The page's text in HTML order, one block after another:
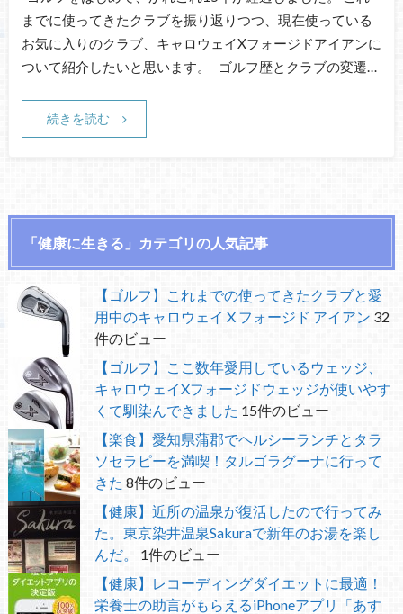
までに使ってきたクラブを振り返りつつ、現在使っている
お気に入りのクラブ、キャロウェイXフォージドアイアンに
ついて紹介したいと思います。 ゴルフ歴とクラブの変遷…
続きを読む
「健康に生きる」カテゴリの人気記事
【ゴルフ】これまでの使ってきたクラブと愛
用中のキャロウェイ X フォージド アイアン 32
件のビュー
【ゴルフ】ここ数年愛用しているウェッジ、
キャロウェイXフォージドウェッジが使いやす
くて馴染んできました 15件のビュー
【楽食】愛知県蒲郡でヘルシーランチとタラ
ソセラピーを満喫！タルゴラグーナに行って
きた 8件のビュー
【健康】近所の温泉が復活したので行ってみ
た。東京染井温泉Sakuraで新年のお湯を楽し
んだ。
1件のビュー
【健康】レコーディングダイエットに最適！
栄養士の助言がもらえるiPhoneアプリ「あす